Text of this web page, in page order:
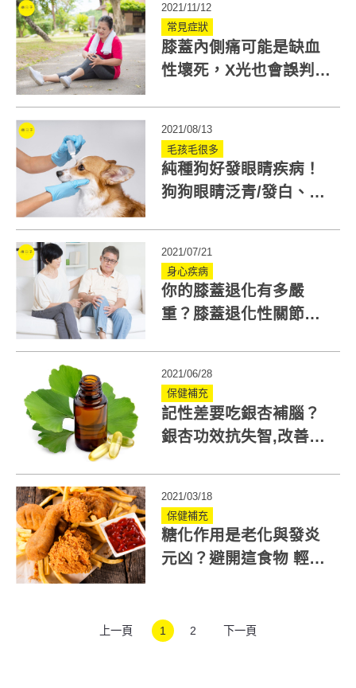
2021/11/12
常見症狀
膝蓋內側痛可能是缺血
性壞死，X光也會誤判！
2021/08/13
毛孩毛很多
純種狗好發眼睛疾病！
狗狗眼睛泛青/發白、對
2021/07/21
身心疾病
你的膝蓋退化有多嚴
重？膝蓋退化性關節炎
2021/06/28
保健補充
記性差要吃銀杏補腦？
銀杏功效抗失智,改善循
2021/03/18
保健補充
糖化作用是老化與發炎
元凶？避開這食物 輕鬆
上一頁 1 2 下一頁